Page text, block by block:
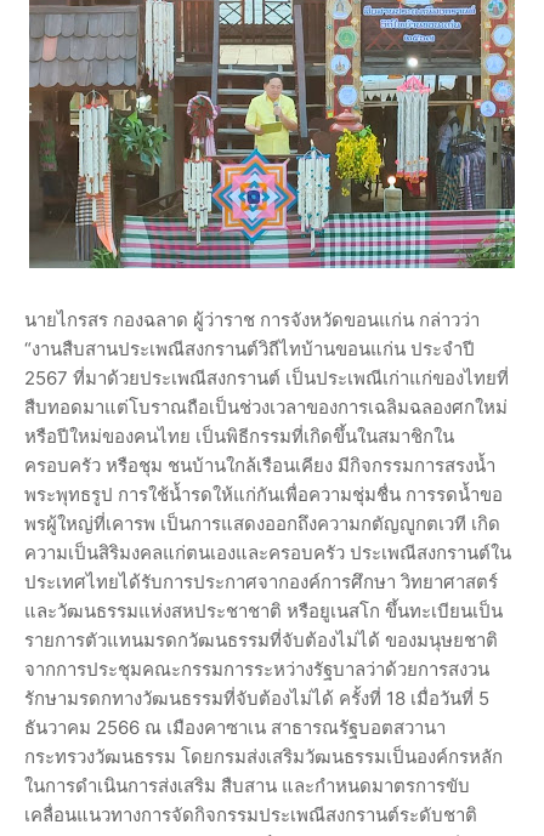
นายไกรสร กองฉลาด ผู้ว่าราช การจังหวัดขอนแก่น กล่าวว่า
“งานสืบสานประเพณีสงกรานต์วิถีไทบ้านขอนแก่น ประจำปี
2567 ที่มาด้วยประเพณีสงกรานต์ เป็นประเพณีเก่าแก่ของไทยที่
สืบทอดมาแต่โบราณถือเป็นช่วงเวลาของการเฉลิมฉลองศกใหม่
หรือปีใหม่ของคนไทย เป็นพิธีกรรมที่เกิดขึ้นในสมาชิกใน
ครอบครัว หรือชุม ชนบ้านใกล้เรือนเคียง มีกิจกรรมการสรงน้ำ
พระพุทธรูป การใช้น้ำรดให้แก่กันเพื่อความชุ่มชื่น การรดน้ำขอ
พรผู้ใหญ่ที่เคารพ เป็นการแสดงออกถึงความกตัญญูกตเวที เกิด
ความเป็นสิริมงคลแก่ตนเองและครอบครัว ประเพณีสงกรานต์ใน
ประเทศไทยได้รับการประกาศจากองค์การศึกษา วิทยาศาสตร์
และวัฒนธรรมแห่งสหประชาชาติ หรือยูเนสโก ขึ้นทะเบียนเป็น
รายการตัวแทนมรดกวัฒนธรรมที่จับต้องไม่ได้ ของมนุษยชาติ
จากการประชุมคณะกรรมการระหว่างรัฐบาลว่าด้วยการสงวน
รักษามรดกทางวัฒนธรรมที่จับต้องไม่ได้ ครั้งที่ 18 เมื่อวันที่ 5
ธันวาคม 2566 ณ เมืองคาซาเน สาธารณรัฐบอตสวานา
กระทรวงวัฒนธรรม โดยกรมส่งเสริมวัฒนธรรมเป็นองค์กรหลัก
ในการดำเนินการส่งเสริม สืบสาน และกำหนดมาตรการขับ
เคลื่อนแนวทางการจัดกิจกรรมประเพณีสงกรานต์ระดับชาติ